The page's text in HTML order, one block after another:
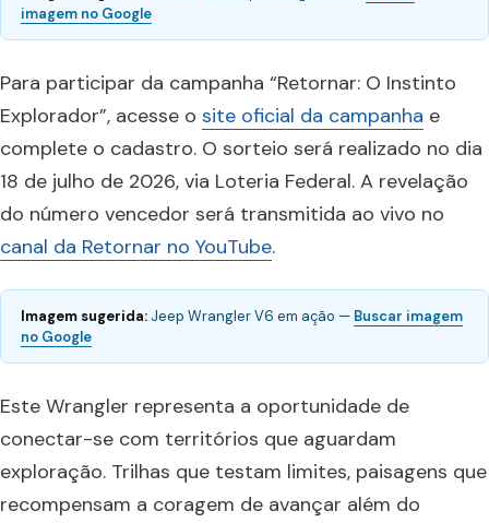
imagem no Google
Para participar da campanha “Retornar: O Instinto
Explorador”, acesse o site oficial da campanha e
complete o cadastro. O sorteio será realizado no dia
18 de julho de 2026, via Loteria Federal. A revelação
do número vencedor será transmitida ao vivo no
canal da Retornar no YouTube.
Imagem sugerida: Jeep Wrangler V6 em ação — Buscar imagem
no Google
Este Wrangler representa a oportunidade de
conectar-se com territórios que aguardam
exploração. Trilhas que testam limites, paisagens que
recompensam a coragem de avançar além do